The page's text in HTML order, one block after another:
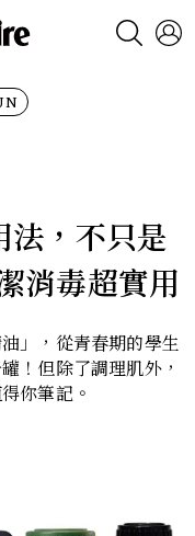
法，不只是
消毒超實用
」，從青春期的學生
！但除了調理肌外，
你筆記。